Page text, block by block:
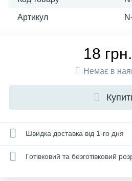
Артикул
18 грн.
Немає в
Швидка доставка від 1-го дня
Готівковий та безготівковий